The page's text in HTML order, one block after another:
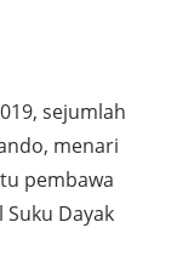
sejumlah
menari
pembawa
Dayak